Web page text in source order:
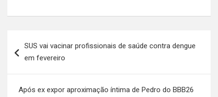
de
SUS vai vacinar profissionais de saúde contra dengue
em fevereiro
Após ex expor aproximação íntima de Pedro do BBB26